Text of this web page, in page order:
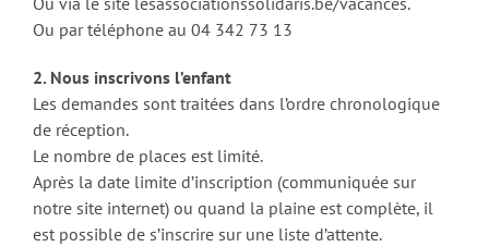
Ou par téléphone au 04 342 73 13
2. Nous inscrivons l’enfant
Les demandes sont traitées dans l’ordre chronologique
de réception.
Le nombre de places est limité.
Après la date limite d’inscription (communiquée sur
notre site internet) ou quand la plaine est complète, il
est possible de s’inscrire sur une liste d’attente.